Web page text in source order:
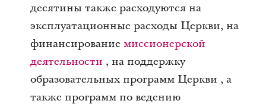
десятины также расходуются на
эксплуатационные расходы Церкви, на
финансирование миссионерской
деятельности , на поддержку
образовательных программ Церкви , а
также программ по ведению